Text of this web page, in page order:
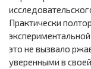
Практически
это не вызвало
уверенными в